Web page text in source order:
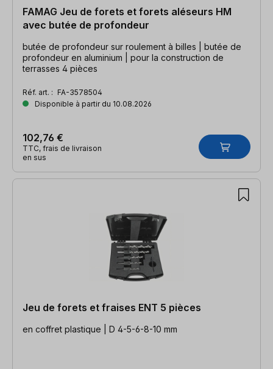
FAMAG Jeu de forets et forets aléseurs HM
avec butée de profondeur
butée de profondeur sur roulement à billes | butée de
profondeur en aluminium | pour la construction de
terrasses 4 pièces
Réf. art. : FA-3578504
Disponible à partir du 10.08.2026
102,76 €
TTC, frais de livraison
en sus
Jeu de forets et fraises ENT 5 pièces
en coffret plastique | D 4-5-6-8-10 mm